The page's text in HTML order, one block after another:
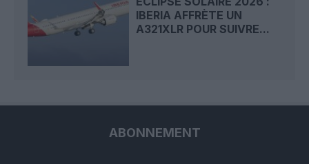
IBERIA AFFRÈTE UN
A321XLR POUR SUIVRE...
ABONNEMENT